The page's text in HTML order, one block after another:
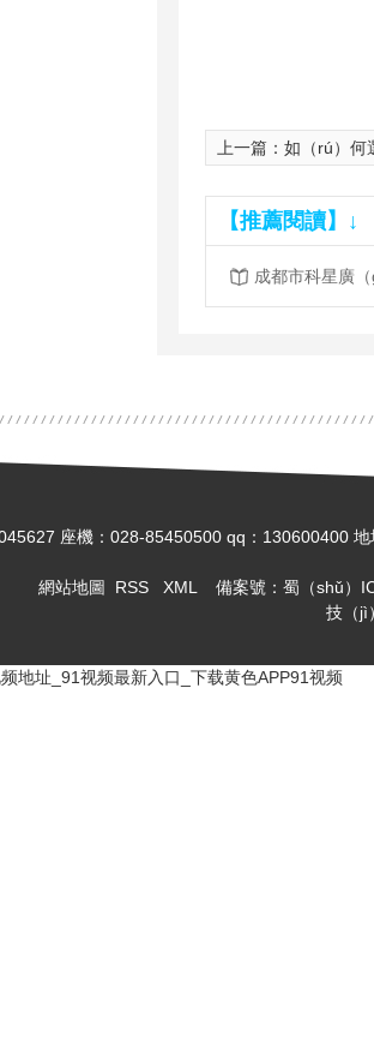
上一篇： 如（rú）何選
【推薦閱讀】↓
座機：028-85450500 qq：130600400
網站地圖 RSS XML 備案號： 蜀（shǔ）
技（jì
地址_91视频最新入口_下载黄色APP91视频